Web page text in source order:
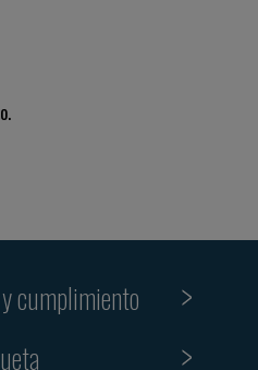
cumplimiento